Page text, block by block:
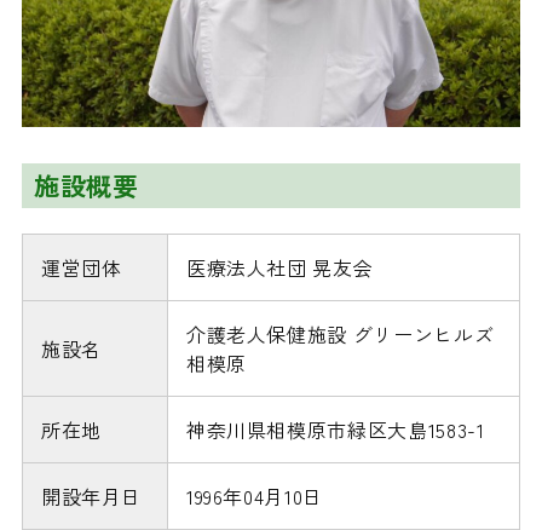
施設概要
運営団体 医療法人社団 晃友会
施設名
介護老人保健施設 グリーンヒルズ
相模原
所在地 神奈川県相模原市緑区大島1583-1
開設年月日 1996年04月10日